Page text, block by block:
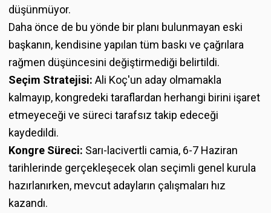
düşünmüyor.
Daha önce de bu yönde bir planı bulunmayan eski
başkanın, kendisine yapılan tüm baskı ve çağrılara
rağmen düşüncesini değiştirmediği belirtildi.
Seçim Stratejisi: Ali Koç'un aday olmamakla
kalmayıp, kongredeki taraflardan herhangi birini işaret
etmeyeceği ve süreci tarafsız takip edeceği
kaydedildi.
Kongre Süreci: Sarı-lacivertli camia, 6-7 Haziran
tarihlerinde gerçekleşecek olan seçimli genel kurula
hazırlanırken, mevcut adayların çalışmaları hız
kazandı.